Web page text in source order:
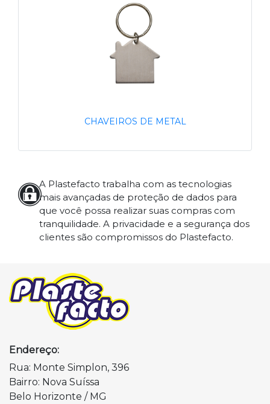
CHAVEIROS DE METAL
A Plastefacto trabalha com as tecnologias
mais avançadas de proteção de dados para
que você possa realizar suas compras com
tranquilidade. A privacidade e a segurança dos
clientes são compromissos do Plastefacto.
Endereço:
Rua: Monte Simplon, 396
Bairro: Nova Suíssa
Belo Horizonte / MG